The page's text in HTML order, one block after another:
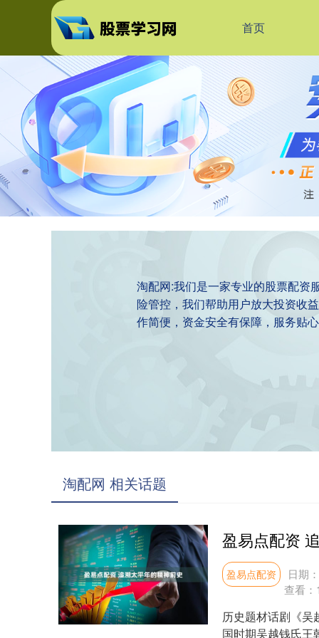
首页
淘配网:我们是一家专业的股票配资
险管控，我们帮助用户放大投资收
作简便，资金安全有保障，服务贴
淘配网 相关话题
盈易点配资
盈易点配资 日期
查看：
历史题材话剧《吴
国时期吴越钱氏王